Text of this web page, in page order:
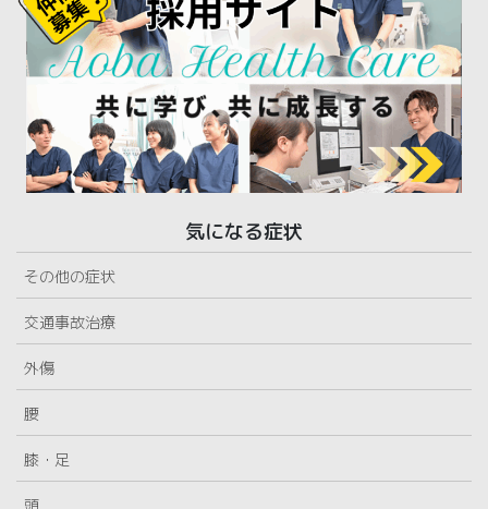
気になる症状
その他の症状
交通事故治療
外傷
腰
膝・足